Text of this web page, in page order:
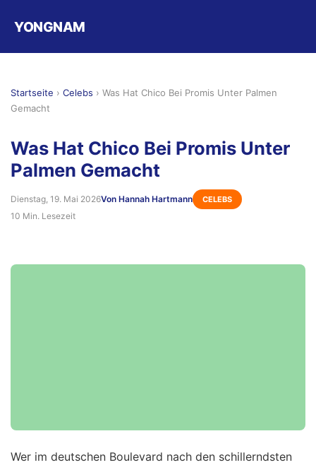
YONGNAM
Startseite › Celebs › Was Hat Chico Bei Promis Unter Palmen
Gemacht
Was Hat Chico Bei Promis Unter
Palmen Gemacht
Dienstag, 19. Mai 2026Von Hannah Hartmann CELEBS
10 Min. Lesezeit
Wer im deutschen Boulevard nach den schillerndsten